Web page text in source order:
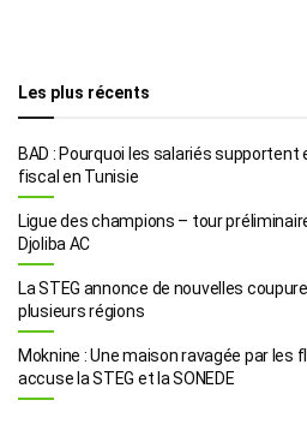
Les plus récents
BAD : Pourquoi les salariés supportent
fiscal en Tunisie
Ligue des champions – tour
Djoliba AC
La STEG annonce de nouvelles
plusieurs régions
Moknine : Une maison ravagée par les
accuse la STEG et la SONEDE